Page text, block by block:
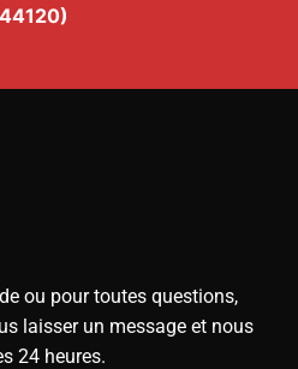
ou pour toutes questions,
laisser un message et nous
24 heures.